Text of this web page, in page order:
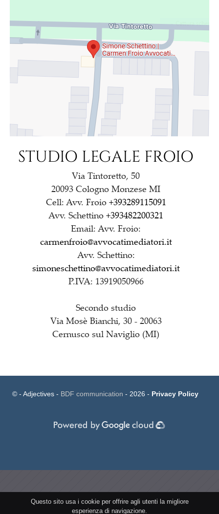
STUDIO LEGALE FROIO
Via Tintoretto, 50
20093 Cologno Monzese MI
Cell: Avv. Froio +393289115091
Avv. Schettino +393482200321
Email: Avv. Froio:
carmenfroio@avvocatimediatori.it
Avv. Schettino:
simoneschettino@avvocatimediatori.it
P.IVA: 13919050966
Secondo studio
Via Mosè Bianchi, 30 - 20063
Cernusco sul Naviglio (MI)
© - Adjectives - BDF communication - 2026 - Privacy Policy
Questo sito usa i cookie per offrire agli utenti la migliore
esperienza di navigazione.